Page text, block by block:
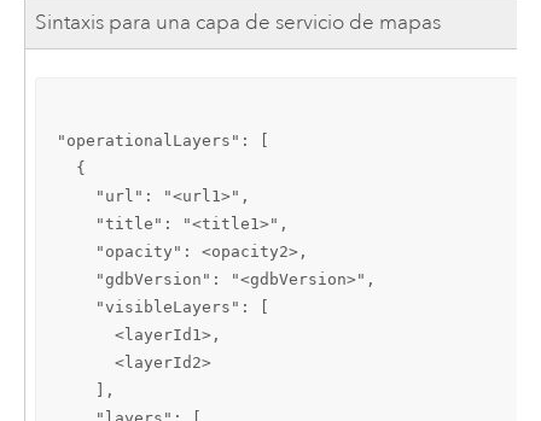
Sintaxis para una capa de servicio de mapas
"operationalLayers": [
  {
    "url": "<url1>",
    "title": "<title1>",
    "opacity": <opacity2>,
    "gdbVersion": "<gdbVersion>",
    "visibleLayers": [
      <layerId1>,
      <layerId2>
    ],